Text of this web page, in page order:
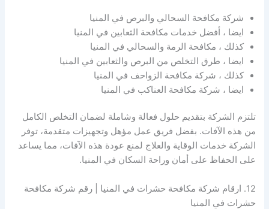
شركة مكافحة السحالي والبرص في المنيا
ايضا ، أفضل خدمات مكافحة الثعابين في المنيا
كذلك ، مكافحة الرمة والسحالي في المنيا
ايضا ، طرق التخلص من البرص والثعابين في المنيا
كذلك ، شركة مكافحة الزواحف في المنيا
ايضا ، شركة مكافحة العناكب في المنيا
تلتزم الشركة بتقديم حلول فعالة وشاملة لضمان التخلص الكامل
من هذه الآفات. بفضل فريق عمل مؤهل وتجهيزات متقدمة، توفر
الشركة خدمات الوقاية والعلاج لمنع عودة هذه الآفات، مما يساعد
على الحفاظ على أمان وراحة السكان في المنيا.
12. ارقام شركة مكافحة حشرات في المنيا | رقم شركة مكافحة
حشرات في المنيا